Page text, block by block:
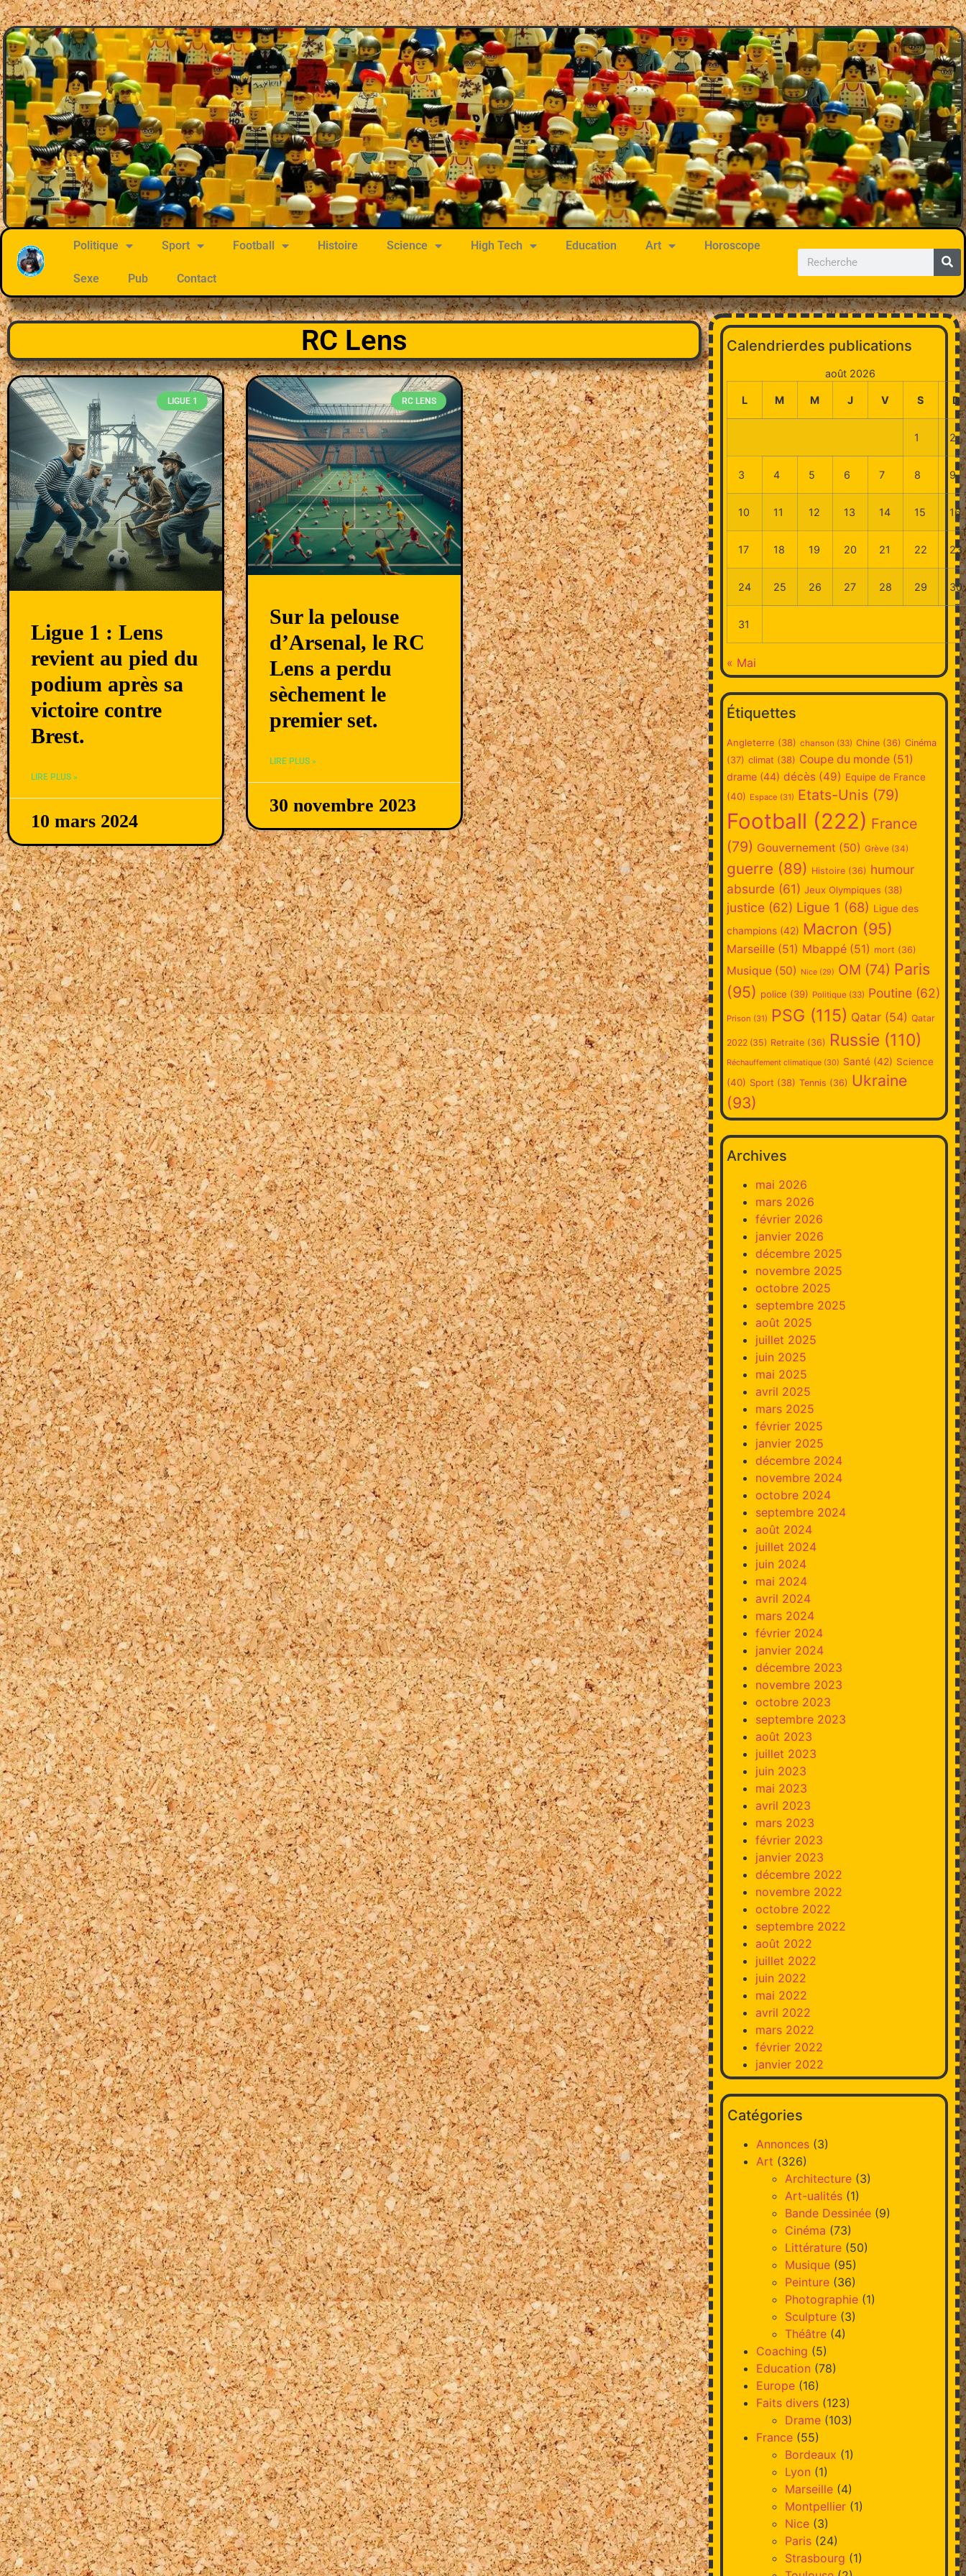
Politique Sport Football Histoire Science High Tech Education Art Horoscope
Sexe Pub Contact
RC Lens
LIGUE 1
Ligue 1 : Lens
revient au pied du
podium après sa
victoire contre
Brest.
LIRE PLUS »
10 mars 2024
RC LENS
Sur la pelouse
d’Arsenal, le RC
Lens a perdu
sèchement le
premier set.
LIRE PLUS »
30 novembre 2023
Calendrierdes publications
août 2026
L M M J V S D
1 2
3 4 5 6 7 8 9
10 11 12 13 14 15 16
17 18 19 20 21 22 23
24 25 26 27 28 29 30
31
« Mai
Étiquettes
Angleterre (38) chanson (33) Chine(36) Cinéma
(37) climat (38) Coupe du monde(51)
drame(44) décès(49) Equipe de France
(40) Espace (31) Etats-Unis(79)
Football (222) France
(79) Gouvernement (50) Grève(34)
guerre (89) Histoire(36) humour
absurde (61) Jeux Olympiques (38)
justice(62) Ligue 1 (68) Ligue des
champions(42) Macron (95)
Marseille(51) Mbappé(51) mort (36)
Musique(50) Nice(29) OM (74) Paris
(95) police (39) Politique(33) Poutine(62)
Prison (31) PSG (115) Qatar(54) Qatar
2022(35) Retraite(36) Russie (110)
Réchauffement climatique(30) Santé(42) Science
(40) Sport (38) Tennis (36) Ukraine
(93)
Archives
mai 2026
mars 2026
février 2026
janvier 2026
décembre 2025
novembre 2025
octobre 2025
septembre 2025
août 2025
juillet 2025
juin 2025
mai 2025
avril 2025
mars 2025
février 2025
janvier 2025
décembre 2024
novembre 2024
octobre 2024
septembre 2024
août 2024
juillet 2024
juin 2024
mai 2024
avril 2024
mars 2024
février 2024
janvier 2024
décembre 2023
novembre 2023
octobre 2023
septembre 2023
août 2023
juillet 2023
juin 2023
mai 2023
avril 2023
mars 2023
février 2023
janvier 2023
décembre 2022
novembre 2022
octobre 2022
septembre 2022
août 2022
juillet 2022
juin 2022
mai 2022
avril 2022
mars 2022
février 2022
janvier 2022
Catégories
Annonces(3)
Art (326)
Architecture(3)
Art-ualités(1)
Bande Dessinée(9)
Cinéma (73)
Littérature(50)
Musique(95)
Peinture(36)
Photographie(1)
Sculpture(3)
Théâtre(4)
Coaching (5)
Education (78)
Europe(16)
Faits divers(123)
Drame(103)
France(55)
Bordeaux (1)
Lyon (1)
Marseille(4)
Montpellier(1)
Nice(3)
Paris(24)
Strasbourg (1)